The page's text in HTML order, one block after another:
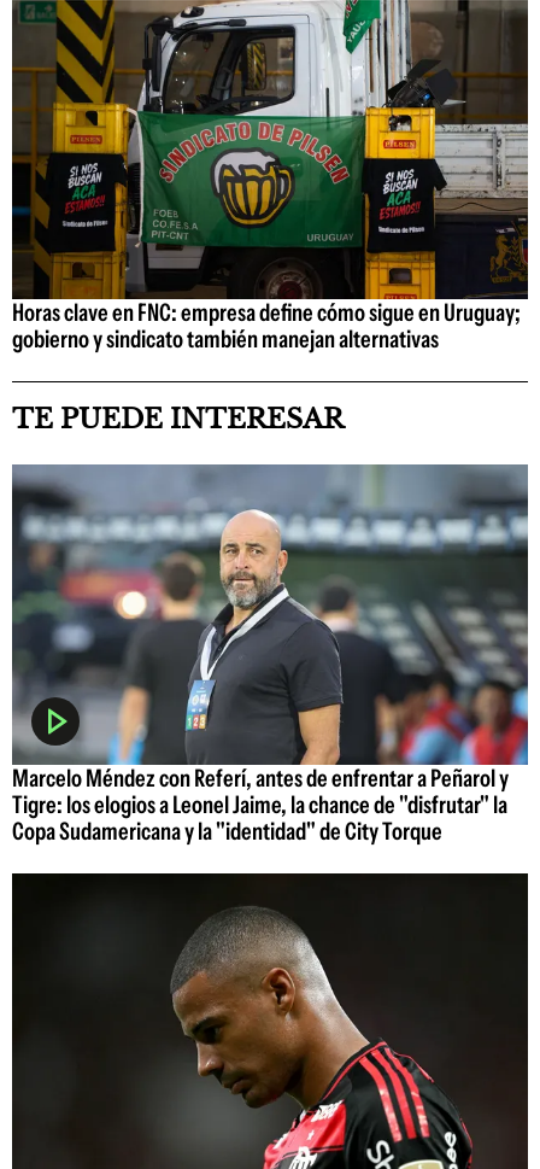
Horas clave en FNC: empresa define cómo sigue en Uruguay;
gobierno y sindicato también manejan alternativas
TE PUEDE INTERESAR
Marcelo Méndez con Referí, antes de enfrentar a Peñarol y
Tigre: los elogios a Leonel Jaime, la chance de "disfrutar" la
Copa Sudamericana y la "identidad" de City Torque